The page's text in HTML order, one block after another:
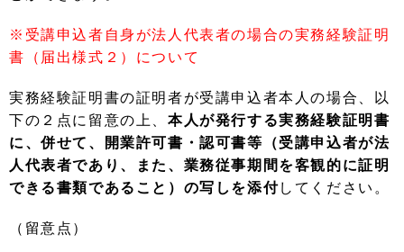
※受講申込者自身が法人代表者の場合の実務経験証明
書（届出様式２）について
実務経験証明書の証明者が受講申込者本人の場合、以
下の２点に留意の上、 本人が発行する実務経験証明書
に、併せて、開業許可書・認可書等（受講申込者が法
人代表者であり、また、業務従事期間を客観的に証明
できる書類であること）の写しを添付してください。
（留意点）